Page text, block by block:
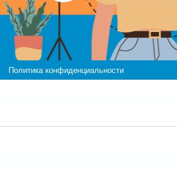
Политика конфиденциальности